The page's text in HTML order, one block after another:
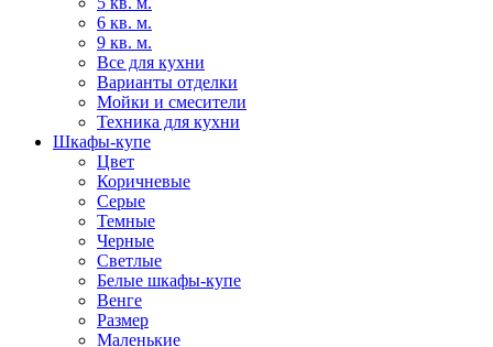
6 кв. м.
9 кв. м.
Все для кухни
Варианты отделки
Мойки и смесители
Техника для кухни
Шкафы-купе
Цвет
Коричневые
Серые
Темные
Черные
Светлые
Белые шкафы-купе
Венге
Размер
Маленькие